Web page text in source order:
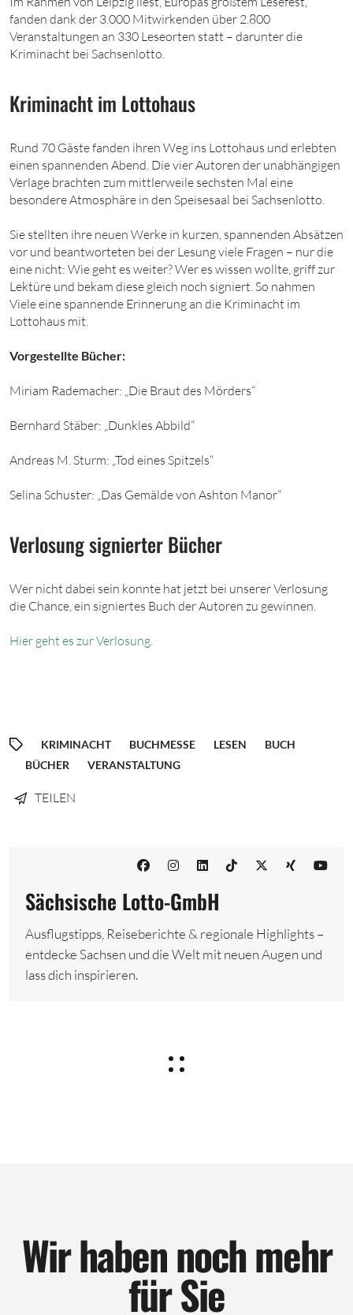
fanden dank der 3.000 Mitwirkenden über 2.800
Veranstaltungen an 330 Leseorten statt – darunter die
Kriminacht bei Sachsenlotto.
Kriminacht im Lottohaus
Rund 70 Gäste fanden ihren Weg ins Lottohaus und erlebten
einen spannenden Abend. Die vier Autoren der unabhängigen
Verlage brachten zum mittlerweile sechsten Mal eine
besondere Atmosphäre in den Speisesaal bei Sachsenlotto.
Sie stellten ihre neuen Werke in kurzen, spannenden Absätzen
vor und beantworteten bei der Lesung viele Fragen – nur die
eine nicht: Wie geht es weiter? Wer es wissen wollte, griff zur
Lektüre und bekam diese gleich noch signiert. So nahmen
Viele eine spannende Erinnerung an die Kriminacht im
Lottohaus mit.
Vorgestellte Bücher:
Miriam Rademacher: „Die Braut des Mörders“
Bernhard Stäber: „Dunkles Abbild“
Andreas M. Sturm: „Tod eines Spitzels“
Selina Schuster: „Das Gemälde von Ashton Manor“
Verlosung signierter Bücher
Wer nicht dabei sein konnte hat jetzt bei unserer Verlosung
die Chance, ein signiertes Buch der Autoren zu gewinnen.
Hier geht es zur Verlosung.
KRIMINACHT BUCHMESSE LESEN
BUCH
BÜCHER
VERANSTALTUNG
TEILEN
Sächsische Lotto-GmbH
Ausflugstipps, Reiseberichte & regionale Highlights –
entdecke Sachsen und die Welt mit neuen Augen und
lass dich inspirieren.
Wir haben noch mehr
für Sie